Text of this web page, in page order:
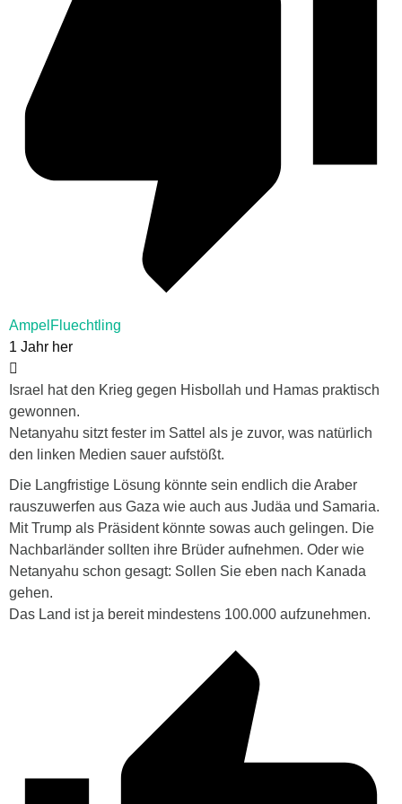
AmpelFluechtling
1 Jahr her
Israel hat den Krieg gegen Hisbollah und Hamas praktisch
gewonnen.
Netanyahu sitzt fester im Sattel als je zuvor, was natürlich
den linken Medien sauer aufstößt.
Die Langfristige Lösung könnte sein endlich die Araber
rauszuwerfen aus Gaza wie auch aus Judäa und Samaria.
Mit Trump als Präsident könnte sowas auch gelingen. Die
Nachbarländer sollten ihre Brüder aufnehmen. Oder wie
Netanyahu schon gesagt: Sollen Sie eben nach Kanada
gehen.
Das Land ist ja bereit mindestens 100.000 aufzunehmen.